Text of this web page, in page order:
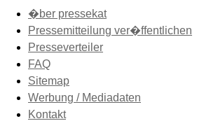
�ber pressekat
Pressemitteilung ver�ffentlichen
Presseverteiler
FAQ
Sitemap
Werbung / Mediadaten
Kontakt